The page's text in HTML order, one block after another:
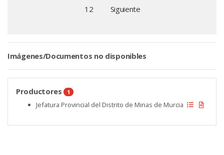
12
Siguiente
Imágenes/Documentos no disponibles
Productores 1
Jefatura Provincial del Distrito de Minas de Murcia